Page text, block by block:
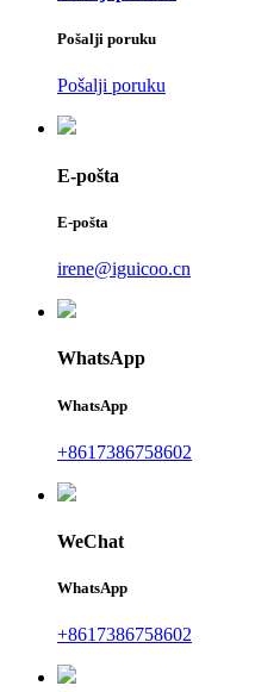
Pošalji poruku
Pošalji poruku
E-pošta
E-pošta
irene@iguicoo.cn
WhatsApp
WhatsApp
+8617386758602
WeChat
WhatsApp
+8617386758602